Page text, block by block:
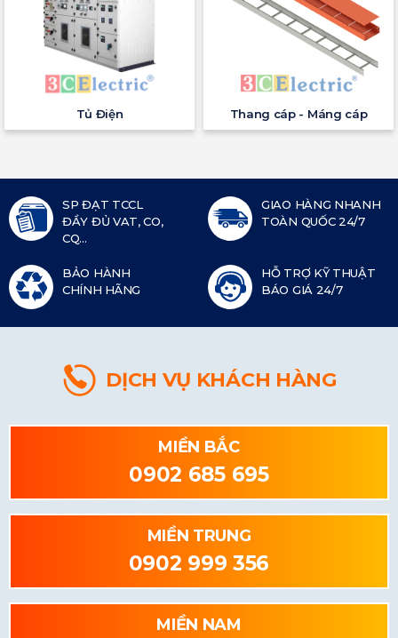
Tủ Điện Thang cáp - Máng cáp
SP ĐẠT TCCL
ĐẦY ĐỦ VAT, CO,
CQ...
GIAO HÀNG NHANH
TOÀN QUỐC 24/7
BẢO HÀNH
CHÍNH HÃNG
HỖ TRỢ KỸ THUẬT
BÁO GIÁ 24/7
DỊCH VỤ KHÁCH HÀNG
MIỀN BẮC
0902 685 695
MIỀN TRUNG
0902 999 356
MIỀN NAM